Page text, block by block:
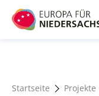
Direkt
zum
Startseite Projekte